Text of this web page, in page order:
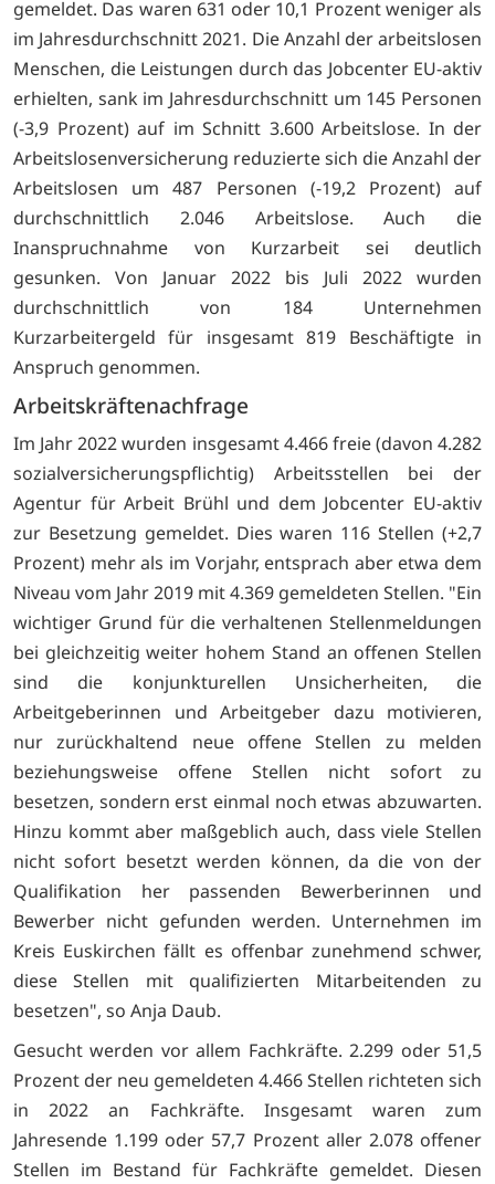
gemeldet. Das waren 631 oder 10,1 Prozent weniger als
im Jahresdurchschnitt 2021. Die Anzahl der arbeitslosen
Menschen, die Leistungen durch das Jobcenter EU-aktiv
erhielten, sank im Jahresdurchschnitt um 145 Personen
(-3,9 Prozent) auf im Schnitt 3.600 Arbeitslose. In der
Arbeitslosenversicherung reduzierte sich die Anzahl der
Arbeitslosen um 487 Personen (-19,2 Prozent) auf
durchschnittlich 2.046 Arbeitslose. Auch die
Inanspruchnahme von Kurzarbeit sei deutlich
gesunken. Von Januar 2022 bis Juli 2022 wurden
durchschnittlich von 184 Unternehmen
Kurzarbeitergeld für insgesamt 819 Beschäftigte in
Anspruch genommen.
Arbeitskräftenachfrage
Im Jahr 2022 wurden insgesamt 4.466 freie (davon 4.282
sozialversicherungspflichtig) Arbeitsstellen bei der
Agentur für Arbeit Brühl und dem Jobcenter EU-aktiv
zur Besetzung gemeldet. Dies waren 116 Stellen (+2,7
Prozent) mehr als im Vorjahr, entsprach aber etwa dem
Niveau vom Jahr 2019 mit 4.369 gemeldeten Stellen. "Ein
wichtiger Grund für die verhaltenen Stellenmeldungen
bei gleichzeitig weiter hohem Stand an offenen Stellen
sind die konjunkturellen Unsicherheiten, die
Arbeitgeberinnen und Arbeitgeber dazu motivieren,
nur zurückhaltend neue offene Stellen zu melden
beziehungsweise offene Stellen nicht sofort zu
besetzen, sondern erst einmal noch etwas abzuwarten.
Hinzu kommt aber maßgeblich auch, dass viele Stellen
nicht sofort besetzt werden können, da die von der
Qualifikation her passenden Bewerberinnen und
Bewerber nicht gefunden werden. Unternehmen im
Kreis Euskirchen fällt es offenbar zunehmend schwer,
diese Stellen mit qualifizierten Mitarbeitenden zu
besetzen", so Anja Daub.
Gesucht werden vor allem Fachkräfte. 2.299 oder 51,5
Prozent der neu gemeldeten 4.466 Stellen richteten sich
in 2022 an Fachkräfte. Insgesamt waren zum
Jahresende 1.199 oder 57,7 Prozent aller 2.078 offener
Stellen im Bestand für Fachkräfte gemeldet. Diesen